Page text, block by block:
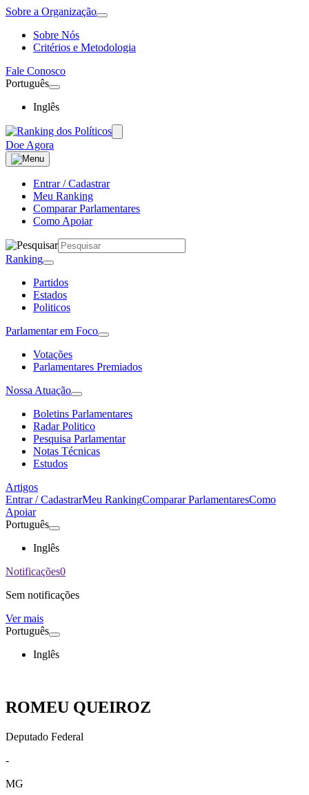
Sobre a Organização
Sobre Nós
Critérios e Metodologia
Fale Conosco
Português
Inglês
Doe Agora
Entrar / Cadastrar
Meu Ranking
Comparar Parlamentares
Como Apoiar
Ranking
Partidos
Estados
Politicos
Parlamentar em Foco
Votações
Parlamentares Premiados
Nossa Atuação
Boletins Parlamentares
Radar Politico
Pesquisa Parlamentar
Notas Técnicas
Estudos
Artigos
Entrar / CadastrarMeu RankingComparar ParlamentaresComo
Apoiar
Português
Inglês
Notificações0
Sem notificações
Ver mais
Português
Inglês
ROMEU QUEIROZ
Deputado Federal
-
MG